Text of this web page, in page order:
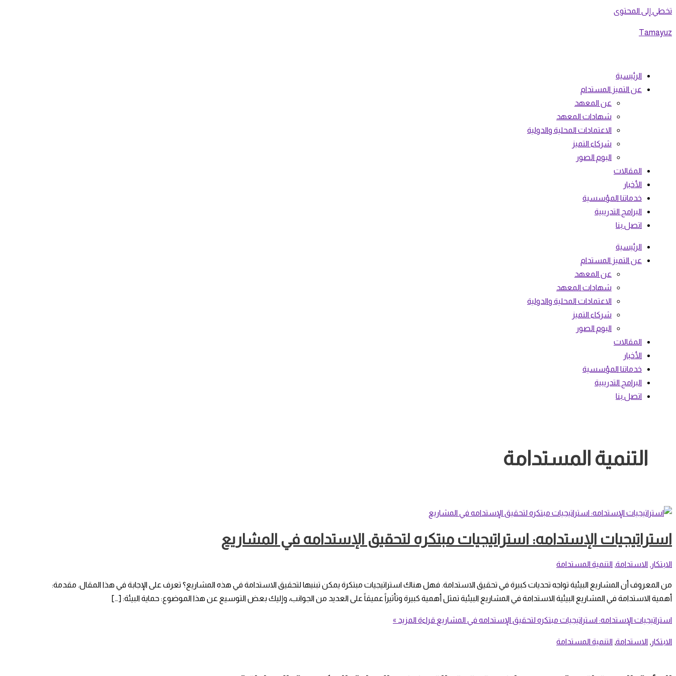
تخطي إلى المحتوى
Tamayuz
الرئيسية
عن التميز المستدام
عن المعهد
شهادات المعهد
الاعتمادات المحلية والدولية
شركاء التميز
البوم الصور
المقالات
الأخبار
خدماتنا المؤسسية
البرامج التدريبية
اتصل بنا
الرئيسية
عن التميز المستدام
عن المعهد
شهادات المعهد
الاعتمادات المحلية والدولية
شركاء التميز
البوم الصور
المقالات
الأخبار
خدماتنا المؤسسية
البرامج التدريبية
اتصل بنا
التنمية المستدامة
استراتيجيات الإستدامه: استراتيجيات مبتكره لتحقيق الإستدامه في المشاريع
الابتكار, الاستدامة, التنمية المستدامة
من المعروف أن المشاريع البيئية تواجه تحديات كبيرة في تحقيق الاستدامة. فهل هناك استراتيجيات مبتكرة يمكن تبنيها لتحقيق الاستدامة في هذه المشاريع؟ تعرف على الإجابة في هذا المقال. مقدمة:
أهمية الاستدامة في المشاريع البيئية الاستدامة في المشاريع البيئية تمثل أهمية كبيرة وتأثيراً عميقاً على العديد من الجوانب، وإليك بعض التوسيع عن هذا الموضوع: حماية البيئة: […]
استراتيجيات الإستدامه: استراتيجيات مبتكره لتحقيق الإستدامه في المشاريع قراءة المزيد »
الابتكار, الاستدامة, التنمية المستدامة